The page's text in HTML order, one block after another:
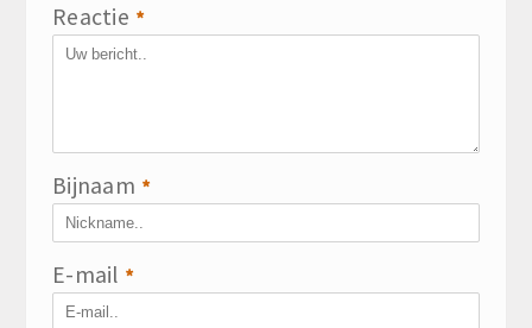
Reactie *
Bijnaam *
E-mail *